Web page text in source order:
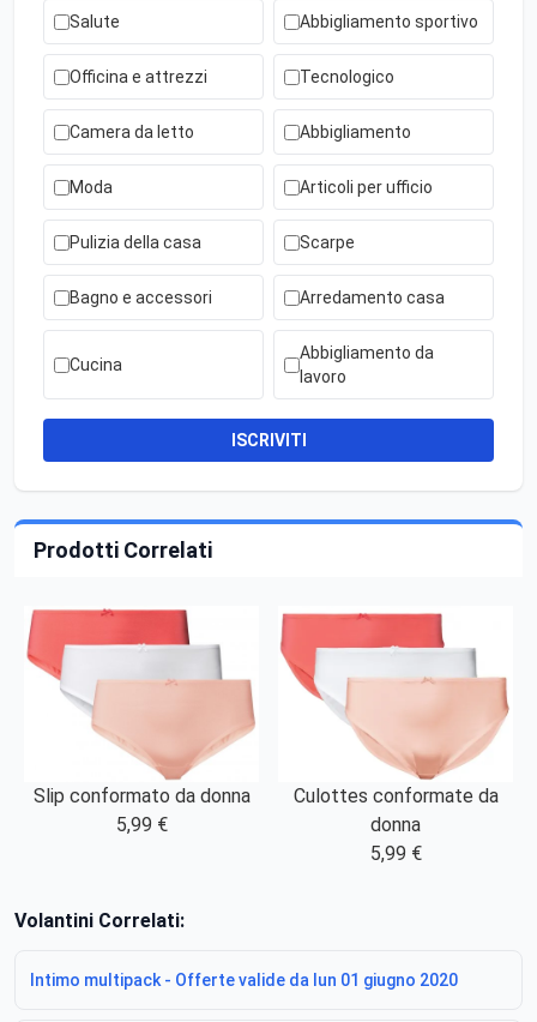
Salute Abbigliamento sportivo
Officina e attrezzi Tecnologico
Camera da letto Abbigliamento
Moda Articoli per ufficio
Pulizia della casa Scarpe
Bagno e accessori Arredamento casa
Cucina
Abbigliamento da
lavoro
ISCRIVITI
Prodotti Correlati
Slip conformato da donna
5,99 €
Culottes conformate da
donna
5,99 €
Volantini Correlati:
Intimo multipack - Offerte valide da lun 01 giugno 2020